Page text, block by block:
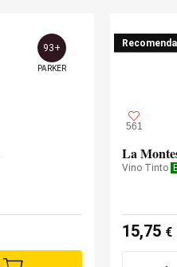
93+
PARKER
561
La
Vino Tinto
15,75 €